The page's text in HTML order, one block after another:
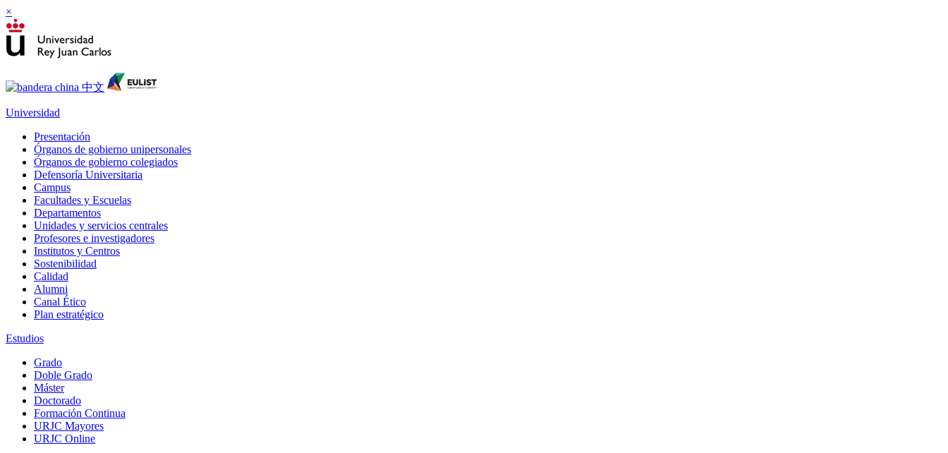
×
Universidad
Presentación
Órganos de gobierno unipersonales
Órganos de gobierno colegiados
Defensoría Universitaria
Campus
Facultades y Escuelas
Departamentos
Unidades y servicios centrales
Profesores e investigadores
Institutos y Centros
Sostenibilidad
Calidad
Alumni
Canal Ético
Plan estratégico
Estudios
Grado
Doble Grado
Máster
Doctorado
Formación Continua
URJC Mayores
URJC Online